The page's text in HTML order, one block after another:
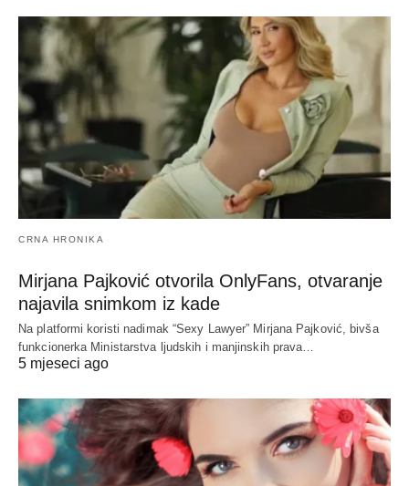
CRNA HRONIKA
Mirjana Pajković otvorila OnlyFans, otvaranje
najavila snimkom iz kade
Na platformi koristi nadimak “Sexy Lawyer” Mirjana Pajković, bivša
funkcionerka Ministarstva ljudskih i manjinskih prava…
5 mjeseci ago